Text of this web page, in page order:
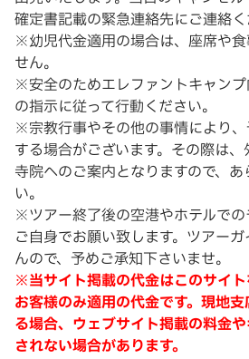
確定書記載の緊急連絡先にご連絡く
※幼児代金適用の場合は、座席や
せん。
※安全のためエレファントキャン
の指示に従って行動ください。
※宗教行事やその他の事情により
する場合がございます。その際は
寺院へのご案内となりますので、
い。
※ツアー終了後の空港やホテルで
ご自身でお願い致します。ツアー
んので、予めご承知下さいませ。
※当サイト掲載の代金はこのサイ
お客様のみ適用の代金です。現地
る場合、ウェブサイト掲載の料金
されない場合があります。